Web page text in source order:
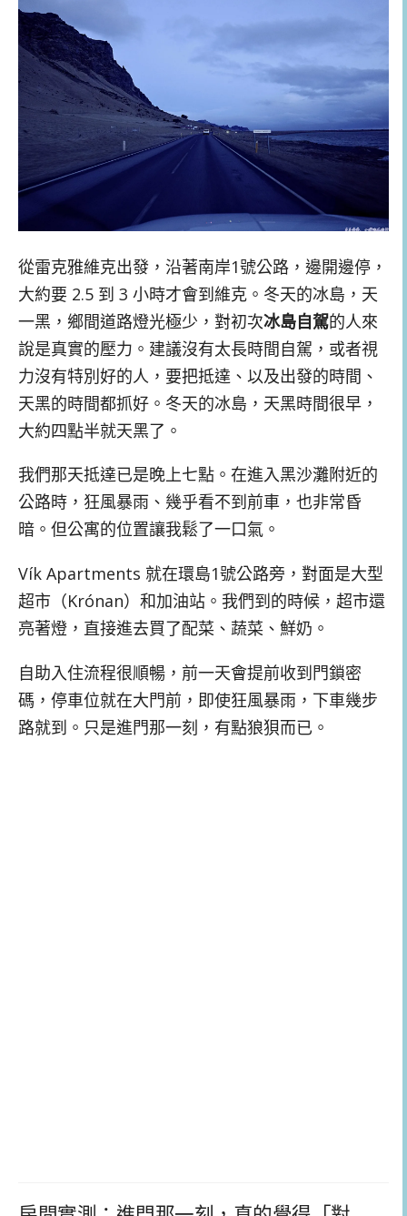
從雷克雅維克出發，沿著南岸1號公路，邊開邊停，
大約要 2.5 到 3 小時才會到維克。冬天的冰島，天
一黑，鄉間道路燈光極少，對初次冰島自駕的人來
說是真實的壓力。建議沒有太長時間自駕，或者視
力沒有特別好的人，要把抵達、以及出發的時間、
天黑的時間都抓好。冬天的冰島，天黑時間很早，
大約四點半就天黑了。
我們那天抵達已是晚上七點。在進入黑沙灘附近的
公路時，狂風暴雨、幾乎看不到前車，也非常昏
暗。但公寓的位置讓我鬆了一口氣。
Vík Apartments 就在環島1號公路旁，對面是大型
超市（Krónan）和加油站。我們到的時候，超市還
亮著燈，直接進去買了配菜、蔬菜、鮮奶。
自助入住流程很順暢，前一天會提前收到門鎖密
碼，停車位就在大門前，即使狂風暴雨，下車幾步
路就到。只是進門那一刻，有點狼狽而已。